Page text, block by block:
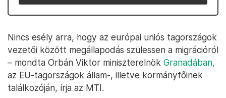
Nincs esély arra, hogy az európai uniós tagországok
vezetői között megállapodás szülessen a migrációról
– mondta Orbán Viktor miniszterelnök Granadában,
az EU-tagországok állam-, illetve kormányfőinek
találkozóján, írja az MTI.